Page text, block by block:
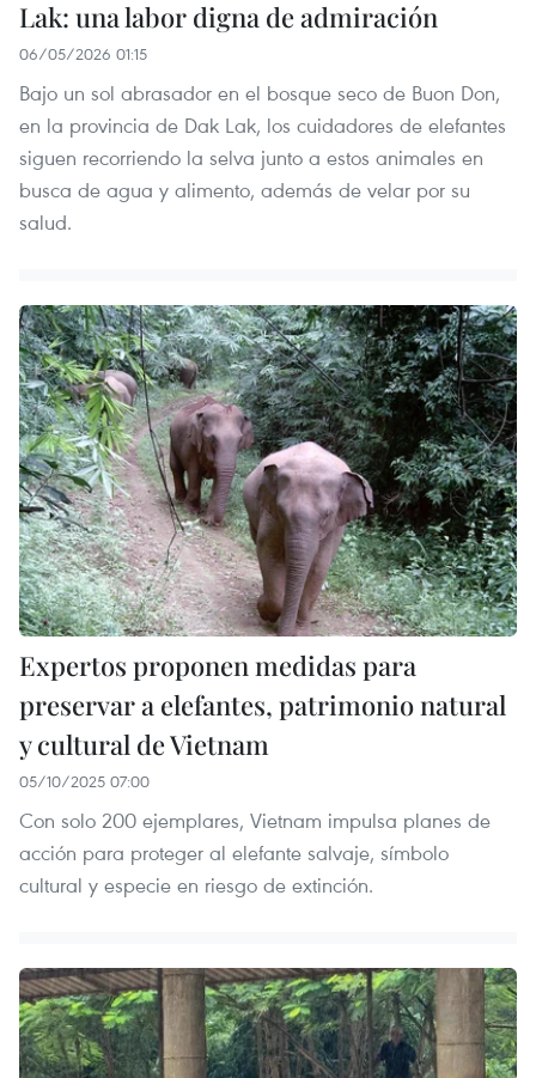
Lak: una labor digna de admiración
06/05/2026 01:15
Bajo un sol abrasador en el bosque seco de Buon Don,
en la provincia de Dak Lak, los cuidadores de elefantes
siguen recorriendo la selva junto a estos animales en
busca de agua y alimento, además de velar por su
salud.
Expertos proponen medidas para
preservar a elefantes, patrimonio natural
y cultural de Vietnam
05/10/2025 07:00
Con solo 200 ejemplares, Vietnam impulsa planes de
acción para proteger al elefante salvaje, símbolo
cultural y especie en riesgo de extinción.